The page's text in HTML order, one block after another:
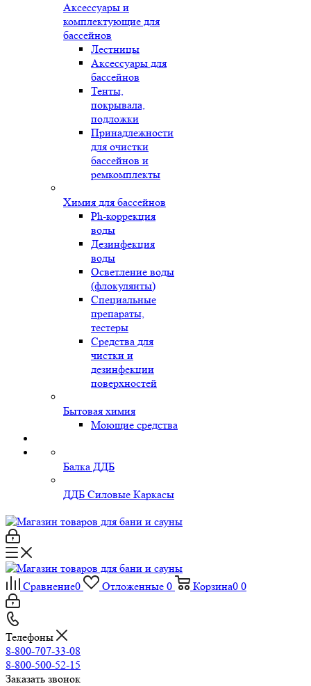
Аксессуары и
комплектующие для
бассейнов
Лестницы
Аксессуары для
бассейнов
Тенты,
покрывала,
подложки
Принадлежности
для очистки
бассейнов и
ремкомплекты
Химия для бассейнов
Ph-коррекция
воды
Дезинфекция
воды
Осветление воды
(флокулянты)
Специальные
препараты,
тестеры
Средства для
чистки и
дезинфекции
поверхностей
Бытовая химия
Моющие средства
Балка ДДБ
ДДБ Силовые Каркасы
Сравнение0 Отложенные 0 Корзина0 0
Телефоны
8-800-707-33-08
8-800-500-52-15
Заказать звонок